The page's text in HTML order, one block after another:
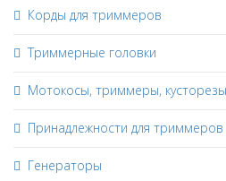
Корды для триммеров
Триммерные головки
Мотокосы, триммеры, кусторезы
Принадлежности для триммеров
Генераторы